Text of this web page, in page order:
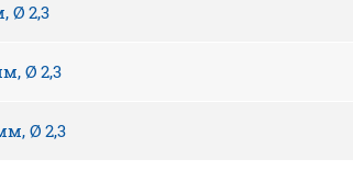
Ø 2,3
Ø 2,3
Ø 2,3